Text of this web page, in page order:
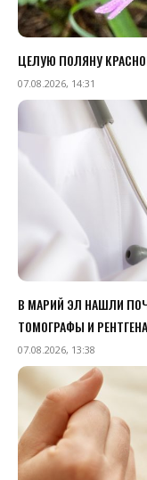
ЦЕЛУЮ ПОЛЯНУ
07.08.2026, 14:31
В МАРИЙ ЭЛ НАШЛИ
ТОМОГРАФЫ И
07.08.2026, 13:38